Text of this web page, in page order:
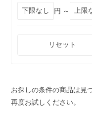
円 ～
リセット
お探しの条件の商品は見
再度お試しください。